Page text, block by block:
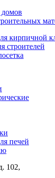
кирпичной
строителей
печей
102,